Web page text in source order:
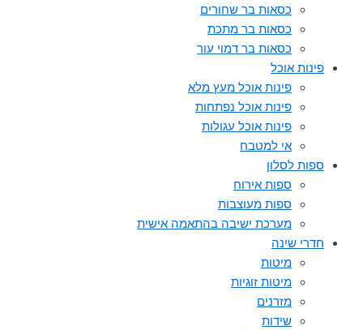
כסאות בר שחורים
כסאות בר מתכת
כסאות בר דמוי עור
פינות אוכל
פינות אוכל מעץ מלא
פינות אוכל נפתחות
פינות אוכל עגולות
אי למטבח
ספות לסלון
ספות אירוח
ספות מעוצבות
מערכת ישיבה בהתאמה אישית
חדרי שינה
מיטות
מיטות זוגיות
מזרנים
שידות